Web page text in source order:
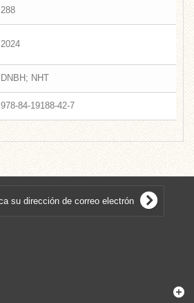
288
2024
DNBH; NHT
978-84-19188-42-7